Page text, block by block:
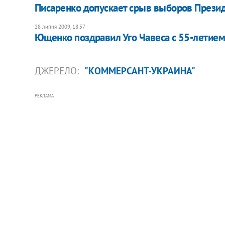
Писаренко допускает срыв выборов
28 липня 2009, 18:57
Ющенко поздравил Уго Чавеса с 55-летием
ДЖЕРЕЛО: "КОММЕРСАНТ-УКРАИНА"
РЕКЛАМА